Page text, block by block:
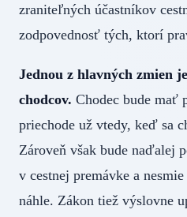
zraniteľných účastníkov
zodpovednosť tých, ktorí
Jednou z hlavných zmien
chodcov. Chodec bude mať
priechode už vtedy, keď sa
Zároveň však bude naďalej
v cestnej premávke a
náhle. Zákon tiež výslovne